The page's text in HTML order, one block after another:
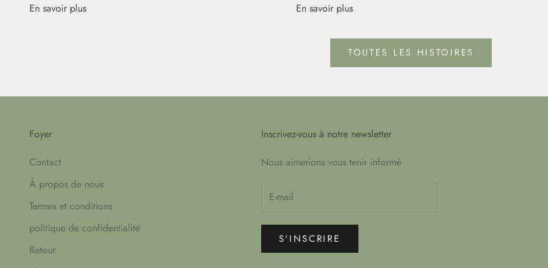
En savoir plus
En savoir plus
TOUTES LES HISTOIRES
Foyer
Contact
À propos de nous
Termes et conditions
politique de confidentialité
Retour
Inscrivez-vous à notre newsletter
Nous aimerions vous tenir informé
S'INSCRIRE